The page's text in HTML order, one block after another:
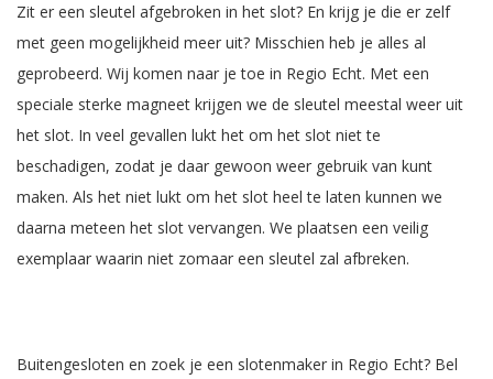
Zit er een sleutel afgebroken in het slot? En krijg je die er zelf
met geen mogelijkheid meer uit? Misschien heb je alles al
geprobeerd. Wij komen naar je toe in Regio Echt. Met een
speciale sterke magneet krijgen we de sleutel meestal weer uit
het slot. In veel gevallen lukt het om het slot niet te
beschadigen, zodat je daar gewoon weer gebruik van kunt
maken. Als het niet lukt om het slot heel te laten kunnen we
daarna meteen het slot vervangen. We plaatsen een veilig
exemplaar waarin niet zomaar een sleutel zal afbreken.
Buitengesloten en zoek je een slotenmaker in Regio Echt? Bel